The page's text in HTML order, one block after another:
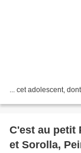
... cet adolescent,
C'est au petit
et Sorolla,